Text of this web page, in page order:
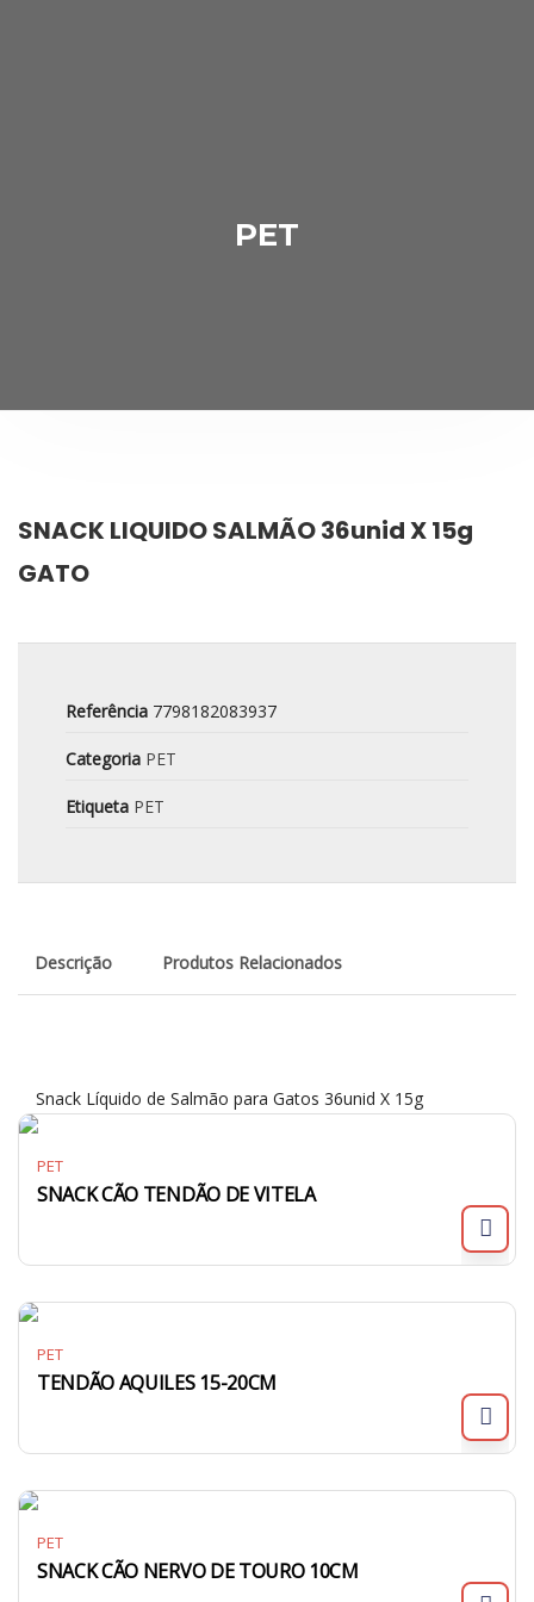
PET
SNACK LIQUIDO SALMÃO 36unid X 15g
GATO
Referência 7798182083937
Categoria PET
Etiqueta PET
Descrição Produtos Relacionados
Snack Líquido de Salmão para Gatos 36unid X 15g
PET
SNACK CÃO TENDÃO DE VITELA
PET
TENDÃO AQUILES 15-20CM
PET
SNACK CÃO NERVO DE TOURO 10CM